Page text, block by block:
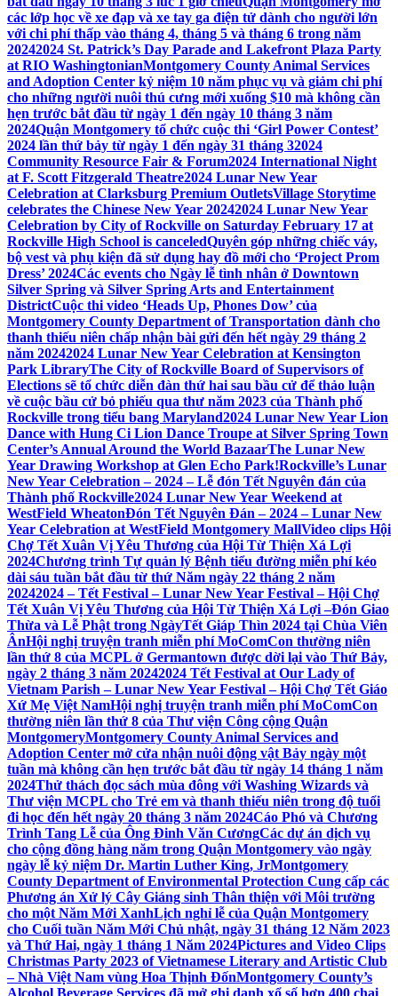
các lớp học về xe đạp và xe tay ga điện tử dành cho người lớn
với chi phí thấp vào tháng 4, tháng 5 và tháng 6 trong năm
20242024 St. Patrick’s Day Parade and Lakefront Plaza Party
at RIO WashingtonianMontgomery County Animal Services
and Adoption Center kỷ niệm 10 năm phục vụ và giảm chi phí
cho những người nuôi thú cưng mới xuống $10 mà không cần
hẹn trước bắt đầu từ ngày 1 đến ngày 10 tháng 3 năm
2024Quận Montgomery tổ chức cuộc thi ‘Girl Power Contest’
2024 lần thứ bảy từ ngày 1 đến ngày 31 tháng 32024
Community Resource Fair & Forum2024 International Night
at F. Scott Fitzgerald Theatre2024 Lunar New Year
Celebration at Clarksburg Premium OutletsVillage Storytime
celebrates the Chinese New Year 20242024 Lunar New Year
Celebration by City of Rockville on Saturday February 17 at
Rockville High School is canceledQuyên góp những chiếc váy,
bộ vest và phụ kiện đã sử dụng hay đồ mới cho ‘Project Prom
Dress’ 2024Các events cho Ngày lễ tình nhân ở Downtown
Silver Spring và Silver Spring Arts and Entertainment
DistrictCuộc thi video ‘Heads Up, Phones Dow’ của
Montgomery County Department of Transportation dành cho
thanh thiếu niên chấp nhận bài gửi đến hết ngày 29 tháng 2
năm 20242024 Lunar New Year Celebration at Kensington
Park LibraryThe City of Rockville Board of Supervisors of
Elections sẽ tổ chức diễn đàn thứ hai sau bầu cử để thảo luận
về cuộc bầu cử bỏ phiếu qua thư năm 2023 của Thành phố
Rockville trong tiểu bang Maryland2024 Lunar New Year Lion
Dance with Hung Ci Lion Dance Troupe at Silver Spring Town
Center’s Annual Around the World BazaarThe Lunar New
Year Drawing Workshop at Glen Echo Park!Rockville’s Lunar
New Year Celebration – 2024 – Lễ đón Tết Nguyên đán của
Thành phố Rockville2024 Lunar New Year Weekend at
WestField WheatonĐón Tết Nguyên Đán – 2024 – Lunar New
Year Celebration at WestField Montgomery MallVideo clips Hội
Chợ Tết Xuân Vị Yêu Thương của Hội Từ Thiện Xá Lợi
2024Chương trình Tự quản lý Bệnh tiểu đường miễn phí kéo
dài sáu tuần bắt đầu từ thứ Năm ngày 22 tháng 2 năm
20242024 – Tết Festival – Lunar New Year Festival – Hội Chợ
Tết Xuân Vị Yêu Thương của Hội Từ Thiện Xá Lợi –Đón Giao
Thừa và Lễ Phật trong NgàyTết Giáp Thìn 2024 tại Chùa Viên
ÂnHội nghị truyện tranh miễn phí MoComCon thường niên
lần thứ 8 của MCPL ở Germantown được dời lại vào Thứ Bảy,
ngày 2 tháng 3 năm 20242024 Tết Festival at Our Lady of
Vietnam Parish – Lunar New Year Festival – Hội Chợ Tết Giáo
Xứ Mẹ Việt NamHội nghị truyện tranh miễn phí MoComCon
thường niên lần thứ 8 của Thư viện Công cộng Quận
MontgomeryMontgomery County Animal Services and
Adoption Center mở cửa nhận nuôi động vật Bảy ngày một
tuần mà không cần hẹn trước bắt đầu từ ngày 14 tháng 1 năm
2024Thử thách đọc sách mùa đông với Washing Wizards và
Thư viện MCPL cho Trẻ em và thanh thiếu niên trong độ tuổi
đi học đến hết ngày 20 tháng 3 năm 2024Cáo Phó và Chương
Trình Tang Lễ của Ông Đinh Văn CươngCác dự án dịch vụ
cho cộng đồng hàng năm trong Quận Montgomery vào ngày
ngày lễ kỷ niệm Dr. Martin Luther King, JrMontgomery
County Department of Environmental Protection Cung cấp các
Phương án Xử lý Cây Giáng sinh Thân thiện với Môi trường
cho một Năm Mới XanhLịch nghỉ lễ của Quận Montgomery
cho Cuối tuần Năm Mới Chủ nhật, ngày 31 tháng 12 Năm 2023
và Thứ Hai, ngày 1 tháng 1 Năm 2024Pictures and Video Clips
Christmas Party 2023 of Vietnamese Literary and Artistic Club
– Nhà Việt Nam vùng Hoa Thịnh ĐốnMontgomery County’s
Alcohol Beverage Services đã mở ghi danh xổ số hơn 400 chai